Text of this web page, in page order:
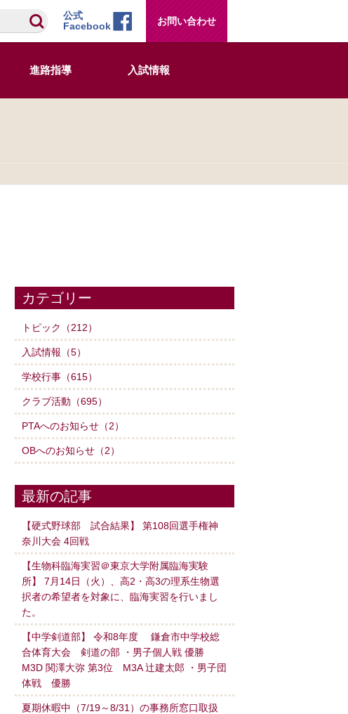
公式
Facebook
お問い合わせ
進路指導 入試情報
カテゴリー
トピック（212）
入試情報（5）
学校行事（615）
クラブ活動（695）
PTAへのお知らせ（2）
OBへのお知らせ（2）
最新の記事
【硬式野球部 試合結果】 第108回選手権神
奈川大会 4回戦
【生物科臨海実習＠東京大学附属臨海実験
所】 7月14日（火）、高2・高3の理系生物選
択者の希望者を対象に、臨海実習を行いまし
た。
【中学剣道部】 令和8年度 鎌倉市中学校総
合体育大会 剣道の部 ・男子個人戦 優勝
M3D 関澤大弥 第3位 M3A 辻建太郎 ・男子団
体戦 優勝
夏期休暇中（7/19～8/31）の事務所窓口取扱